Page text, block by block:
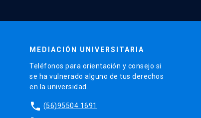
MEDIACIÓN UNIVERSITARIA
Teléfonos para orientación y consejo si
se ha vulnerado alguno de tus derechos
en la universidad.
phone (56)95504 1691